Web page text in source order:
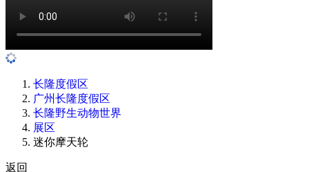
长隆度假区
广州长隆度假区
长隆野生动物世界
展区
迷你摩天轮
返回